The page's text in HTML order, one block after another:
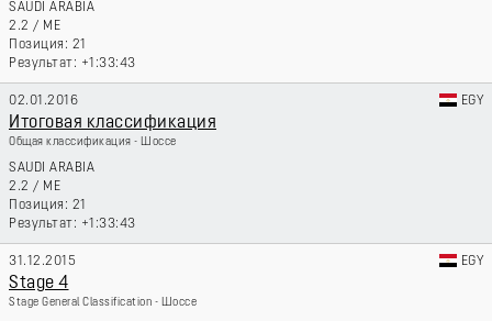
SAUDI ARABIA
2.2 / ME
21
+1:33:43
02.01.2016 EGY
Итоговая классификация
Общая классификация - Шоссе
SAUDI ARABIA
2.2 / ME
21
+1:33:43
31.12.2015 EGY
Stage 4
Stage General Classification - Шоссе